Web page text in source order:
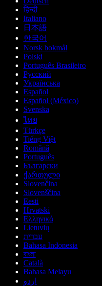
हिन्दी
Italiano
日本語
한국어
Norsk bokmål
Polski
Português Brasileiro
Русский
Українська
Español
Español (México)
Svenska
ไทย
Türkçe
Tiếng Việt
Română
Português
Български
ქართული
Slovenčina
Slovenščina
Eesti
Hrvatski
Ελληνικά
Lietuvių
עברית
Bahasa Indonesia
বাংলা
Català
Bahasa Melayu
اردو